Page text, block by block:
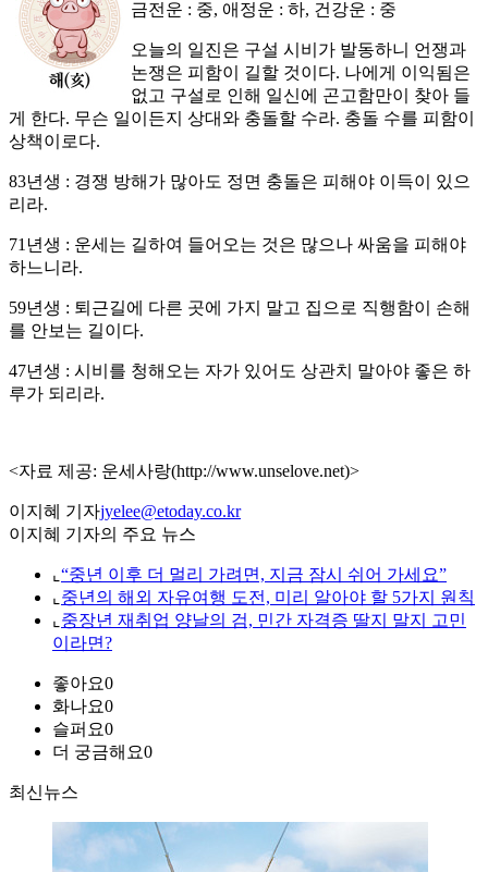
금전운 : 중, 애정운 : 하, 건강운 : 중
오늘의 일진은 구설 시비가 발동하니 언쟁과
논쟁은 피함이 길할 것이다. 나에게 이익됨은
없고 구설로 인해 일신에 곤고함만이 찾아 들
게 한다. 무슨 일이든지 상대와 충돌할 수라. 충돌 수를 피함이
상책이로다.
83년생 : 경쟁 방해가 많아도 정면 충돌은 피해야 이득이 있으
리라.
71년생 : 운세는 길하여 들어오는 것은 많으나 싸움을 피해야
하느니라.
59년생 : 퇴근길에 다른 곳에 가지 말고 집으로 직행함이 손해
를 안보는 길이다.
47년생 : 시비를 청해오는 자가 있어도 상관치 말아야 좋은 하
루가 되리라.
<자료 제공: 운세사랑(http://www.unselove.net)>
이지혜 기자jyelee@etoday.co.kr
이지혜 기자의 주요 뉴스
⌞ “중년 이후 더 멀리 가려면, 지금 잠시 쉬어 가세요”
⌞ 중년의 해외 자유여행 도전, 미리 알아야 할 5가지 원칙
⌞ 중장년 재취업 양날의 검, 민간 자격증 딸지 말지 고민
이라면?
좋아요0
화나요0
슬퍼요0
더 궁금해요0
최신뉴스